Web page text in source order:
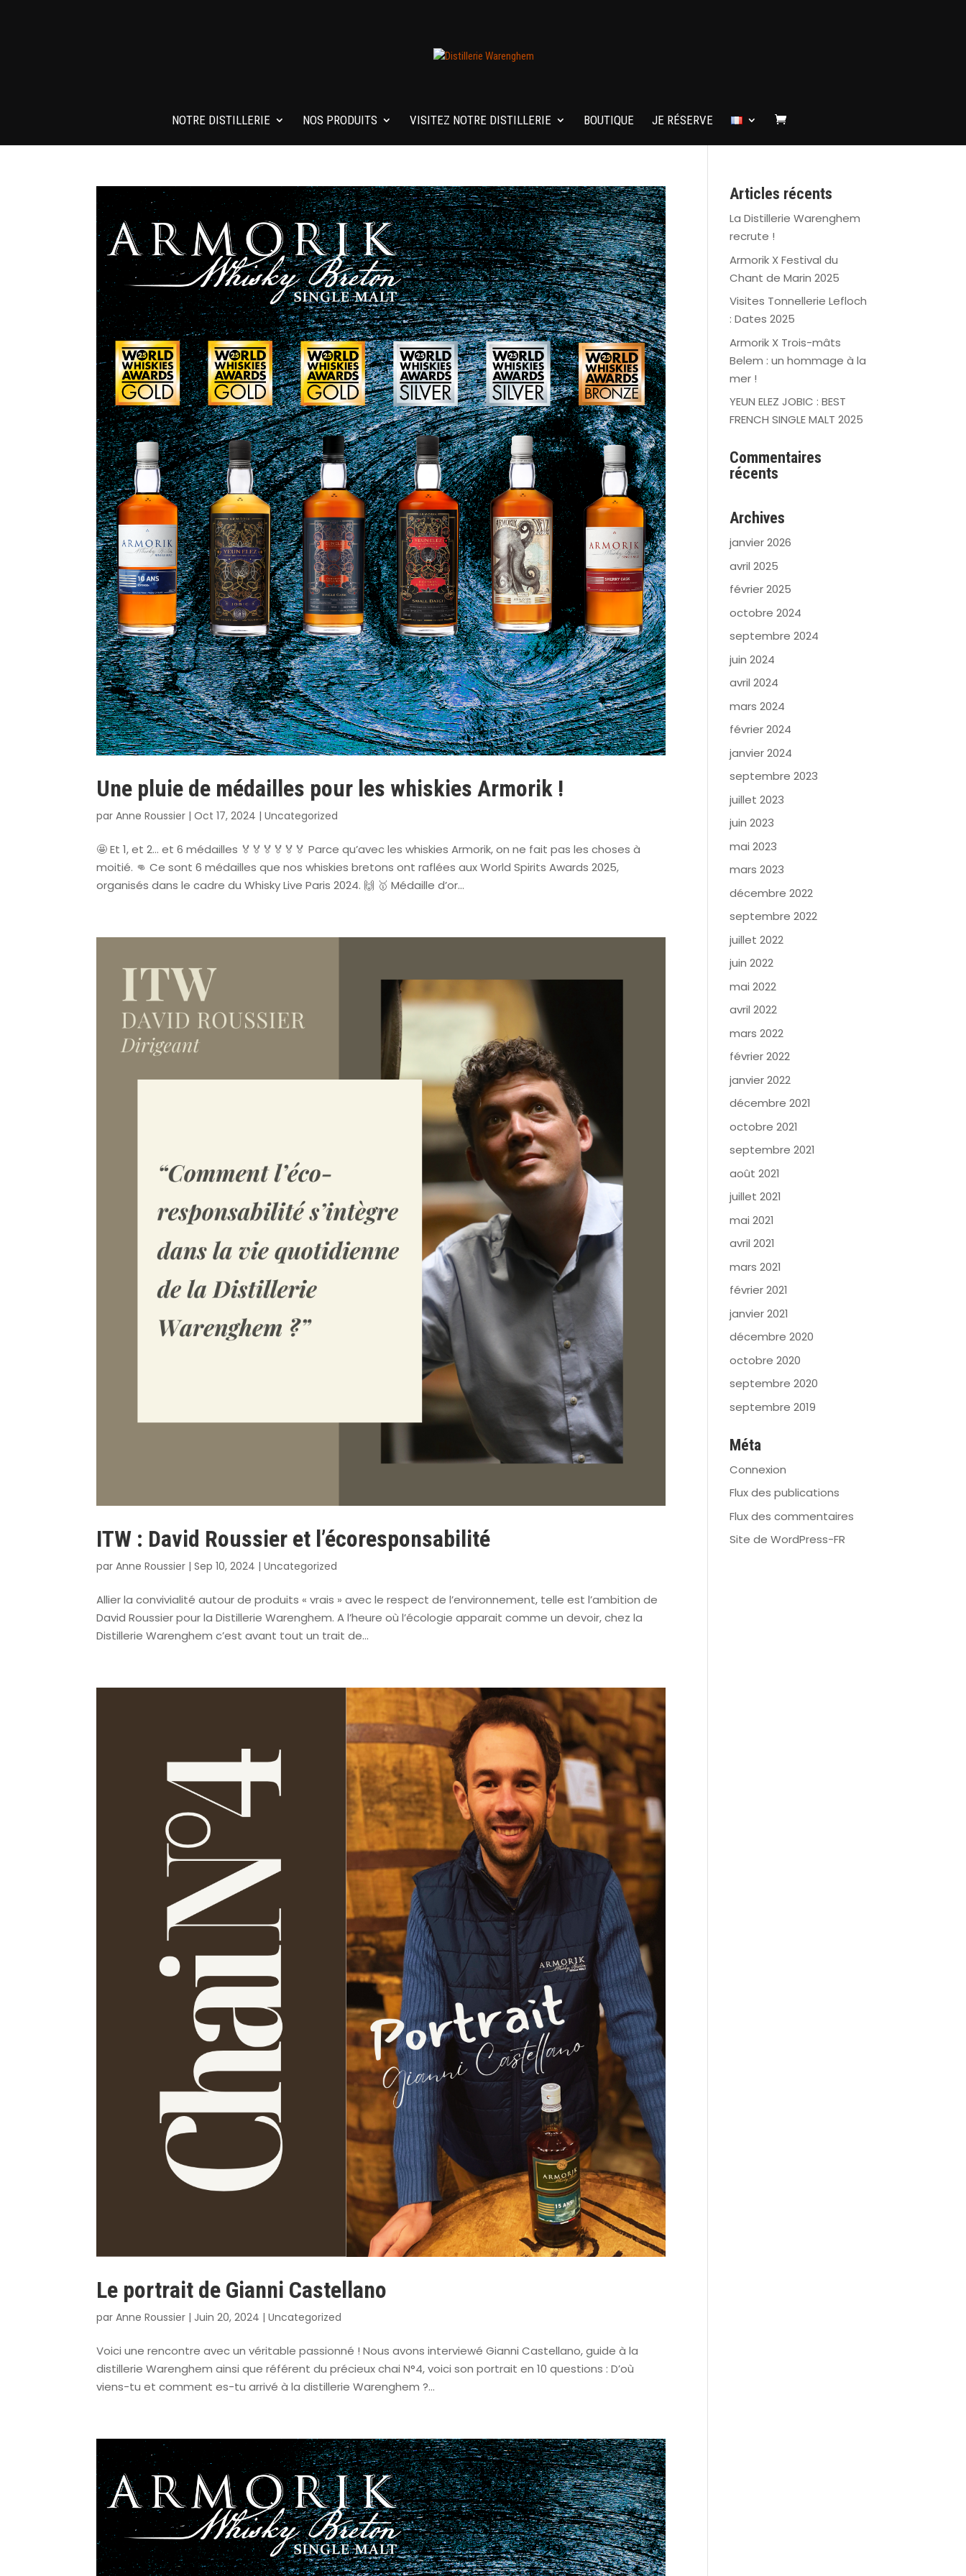
NOTRE DISTILLERIE NOS PRODUITS VISITEZ NOTRE DISTILLERIE BOUTIQUE JE RÉSERVE
Une pluie de médailles pour les whiskies Armorik !
parAnne Roussier |Oct 17, 2024 |Uncategorized
🤩 Et 1, et 2… et 6 médailles 🏅🏅🏅🏅🏅🏅 Parce qu’avec les whiskies Armorik, on ne fait pas les choses à
moitié. 👊 Ce sont 6 médailles que nos whiskies bretons ont raflées aux World Spirits Awards 2025,
organisés dans le cadre du Whisky Live Paris 2024. 🙌 🥇 Médaille d’or...
ITW : David Roussier et l’écoresponsabilité
parAnne Roussier |Sep 10, 2024 |Uncategorized
Allier la convivialité autour de produits « vrais » avec le respect de l’environnement, telle est l’ambition de
David Roussier pour la Distillerie Warenghem. A l’heure où l’écologie apparait comme un devoir, chez la
Distillerie Warenghem c’est avant tout un trait de...
Le portrait de Gianni Castellano
parAnne Roussier | Juin 20, 2024 |Uncategorized
Voici une rencontre avec un véritable passionné ! Nous avons interviewé Gianni Castellano, guide à la
distillerie Warenghem ainsi que référent du précieux chai N°4, voici son portrait en 10 questions : D’où
viens-tu et comment es-tu arrivé à la distillerie Warenghem ?...
Articles récents
La Distillerie Warenghem
recrute !
Armorik X Festival du
Chant de Marin 2025
Visites Tonnellerie Lefloch
: Dates 2025
Armorik X Trois-mâts
Belem : un hommage à la
mer !
YEUN ELEZ JOBIC : BEST
FRENCH SINGLE MALT 2025
Commentaires
récents
Archives
janvier 2026
avril 2025
février 2025
octobre 2024
septembre 2024
juin 2024
avril 2024
mars 2024
février 2024
janvier 2024
septembre 2023
juillet 2023
juin 2023
mai 2023
mars 2023
décembre 2022
septembre 2022
juillet 2022
juin 2022
mai 2022
avril 2022
mars 2022
février 2022
janvier 2022
décembre 2021
octobre 2021
septembre 2021
août 2021
juillet 2021
mai 2021
avril 2021
mars 2021
février 2021
janvier 2021
décembre 2020
octobre 2020
septembre 2020
septembre 2019
Méta
Connexion
Flux des publications
Flux des commentaires
Site de WordPress-FR